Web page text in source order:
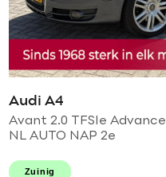
Audi A4
Avant 2.0 TFSIe Advance
NL AUTO NAP 2e
staat! Navi l Airco ECC l
Zuinig